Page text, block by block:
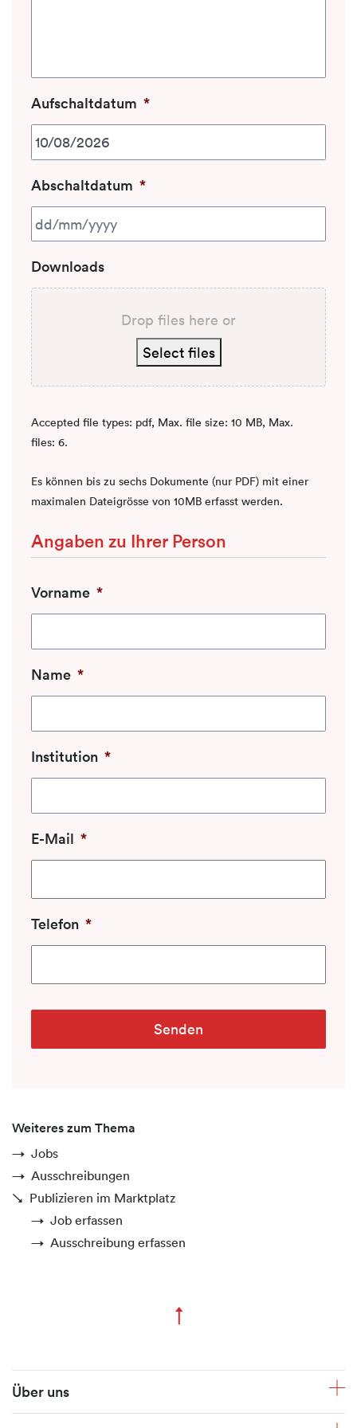
Aufschaltdatum *
Abschaltdatum *
Downloads
Drop files here or
Select files
Accepted file types: pdf, Max. file size: 10 MB, Max.
files: 6.
Es können bis zu sechs Dokumente (nur PDF) mit einer
maximalen Dateigrösse von 10MB erfasst werden.
Angaben zu Ihrer Person
Vorname *
Name *
Institution *
E-Mail *
Telefon *
Weiteres zum Thema
Jobs
Ausschreibungen
Publizieren im Marktplatz
Job erfassen
Ausschreibung erfassen
↑Zum Seitenanfang
Fusszeile
Über uns